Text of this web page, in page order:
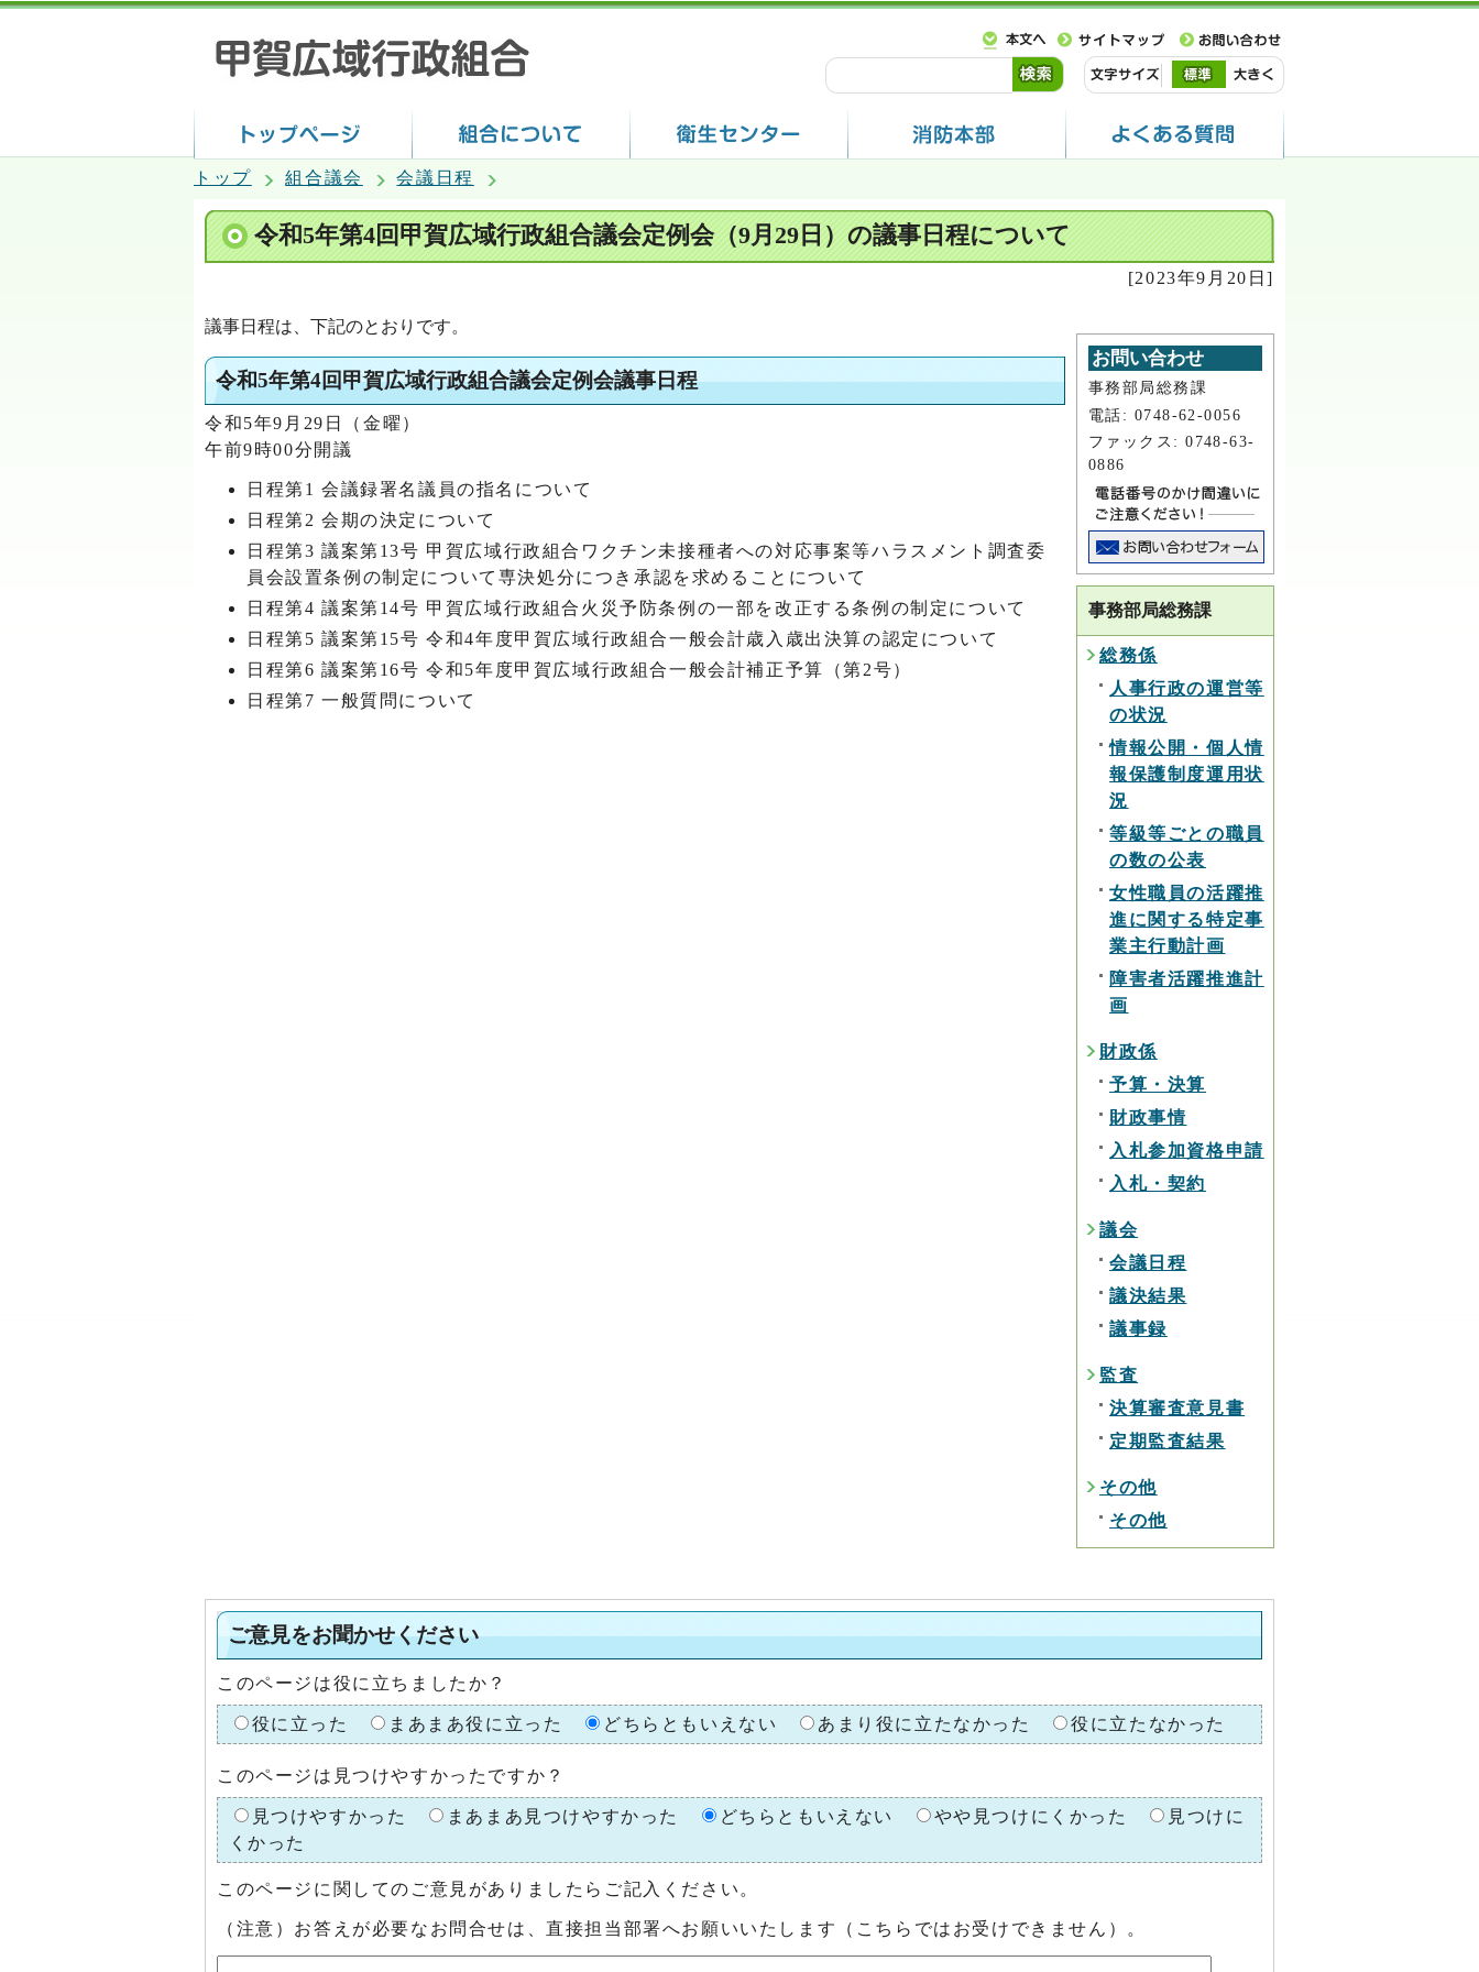
トップ 組合議会 会議日程
令和5年第4回甲賀広域行政組合議会定例会（9月29日）の議事日程について
[2023年9月20日]
議事日程は、下記のとおりです。
令和5年第4回甲賀広域行政組合議会定例会議事日程
令和5年9月29日（金曜）
午前9時00分開議
日程第1 会議録署名議員の指名について
日程第2 会期の決定について
日程第3 議案第13号 甲賀広域行政組合ワクチン未接種者への対応事案等ハラスメント調査委
員会設置条例の制定について専決処分につき承認を求めることについて
日程第4 議案第14号 甲賀広域行政組合火災予防条例の一部を改正する条例の制定について
日程第5 議案第15号 令和4年度甲賀広域行政組合一般会計歳入歳出決算の認定について
日程第6 議案第16号 令和5年度甲賀広域行政組合一般会計補正予算（第2号）
日程第7 一般質問について
お問い合わせ
事務部局総務課
電話: 0748-62-0056
ファックス: 0748-63-
0886
事務部局総務課
総務係
人事行政の運営等
の状況
情報公開・個人情
報保護制度運用状
況
等級等ごとの職員
の数の公表
女性職員の活躍推
進に関する特定事
業主行動計画
障害者活躍推進計
画
財政係
予算・決算
財政事情
入札参加資格申請
入札・契約
議会
会議日程
議決結果
議事録
監査
決算審査意見書
定期監査結果
その他
その他
ご意見をお聞かせください
このページは役に立ちましたか？
役に立った まあまあ役に立った どちらともいえない あまり役に立たなかった 役に立たなかった
このページは見つけやすかったですか？
見つけやすかった まあまあ見つけやすかった どちらともいえない やや見つけにくかった
見つけに
くかった
このページに関してのご意見がありましたらご記入ください。
（注意）お答えが必要なお問合せは、直接担当部署へお願いいたします（こちらではお受けできません）。